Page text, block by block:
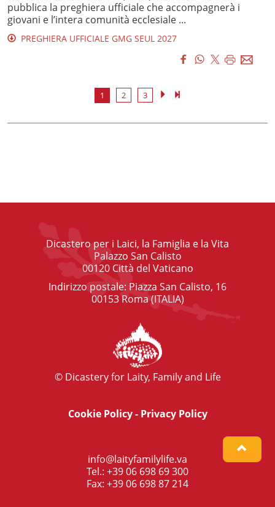
pubblica la preghiera ufficiale che accompagnerà i
giovani e l’intera comunità ecclesiale ...
PREGHIERA UFFICIALE GMG SEUL 2027
1 2 3
Dicastero per i Laici, la Famiglia e la Vita
Palazzo San Calisto
00120 Città del Vaticano
Indirizzo postale: Piazza San Calisto, 16
00153 Roma (ITALIA)
© Dicastery for Laity, Family and Life
Cookie Policy- Privacy Policy
info@laityfamilylife.va
Tel.: +39 06 698 69 300
Fax: +39 06 698 87 214